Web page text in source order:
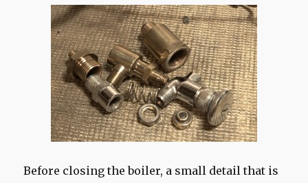
Before closing the boiler, a small detail that is